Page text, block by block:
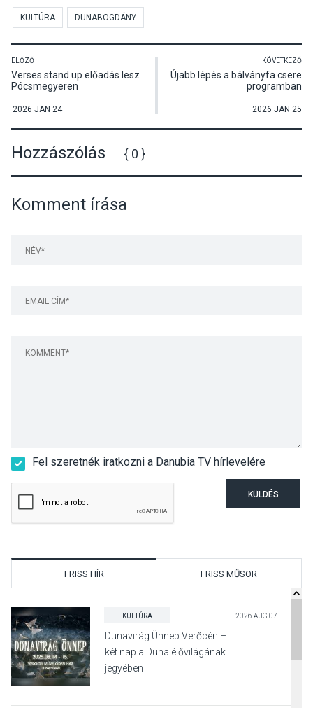
KULTÚRA DUNABOGDÁNY
ELŐZŐ
Verses stand up előadás lesz
Pócsmegyeren
2026 JAN 24
KÖVETKEZŐ
Újabb lépés a bálványfa csere
programban
2026 JAN 25
Hozzászólás { 0 }
Komment írása
Fel szeretnék iratkozni a Danubia TV hírlevelére
KÜLDÉS
FRISS HÍR FRISS MŰSOR
KULTÚRA 2026 AUG 07
Dunavirág Ünnep Verőcén –
két nap a Duna élővilágának
jegyében